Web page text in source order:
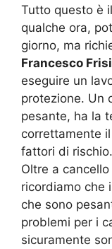
Tutto questo è
qualche ora,
giorno, ma
Francesco
eseguire un
protezione. Un
pesante, ha la
correttamente
fattori di rischio.
Oltre a
ricordiamo che
che sono
problemi per i
sicuramente